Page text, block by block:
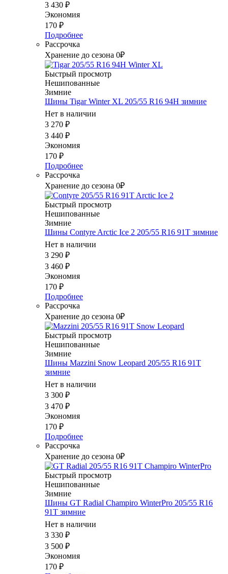
3 430 ₽
Экономия
170 ₽
Подробнее
Рассрочка
Хранение до сезона 0₽
Быстрый просмотр
Нешипованные
Зимние
Шины Tigar Winter XL 205/55 R16 94H зимние
Нет в наличии
3 270 ₽
3 440 ₽
Экономия
170 ₽
Подробнее
Рассрочка
Хранение до сезона 0₽
Быстрый просмотр
Нешипованные
Зимние
Шины Contyre Arctic Ice 2 205/55 R16 91T зимние
Нет в наличии
3 290 ₽
3 460 ₽
Экономия
170 ₽
Подробнее
Рассрочка
Хранение до сезона 0₽
Быстрый просмотр
Нешипованные
Зимние
Шины Mazzini Snow Leopard 205/55 R16 91T
зимние
Нет в наличии
3 300 ₽
3 470 ₽
Экономия
170 ₽
Подробнее
Рассрочка
Хранение до сезона 0₽
Быстрый просмотр
Нешипованные
Зимние
Шины GT Radial Champiro WinterPro 205/55 R16
91T зимние
Нет в наличии
3 330 ₽
3 500 ₽
Экономия
170 ₽